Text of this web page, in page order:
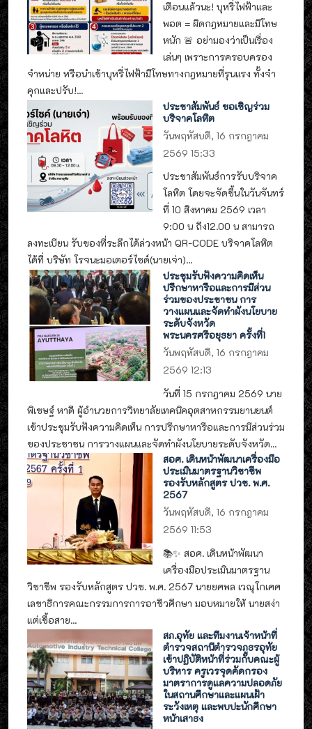
เตือนแล้วนะ! บุหรี่ไฟฟ้าและ
พอต = ผิดกฎหมายและมีโทษ
หนัก 🚨 อย่ามองว่าเป็นเรื่อง
เล่นๆ เพราะการครอบครอง
จำหน่าย หรือนำเข้าบุหรี่ไฟฟ้ามีโทษทางกฎหมายที่รุนแรง ทั้งจำ
คุกและปรับ!...
ประชาสัมพันธ์ ขอเชิญร่วม
บริจาคโลหิต
วันพฤหัสบดี, 16 กรกฎาคม
2569 15:33
ประชาสัมพันธ์การรับบริจาค
โลหิต โดยจะจัดขึ้นในวันจันทร์
ที่ 10 สิงหาคม 2569 เวลา
9:00 น ถึง12.00 น สามารถ
ลงทะเบียน รับของที่ระลึกได้ล่วงหน้า QR-CODE บริจาคโลหิต
ได้ที่ บริษัท โรจนะมอเตอร์ไซด์(นายเจ่า)...
ประชุมรับฟังความคิดเห็น
ปรึกษาหารือและการมีส่วน
ร่วมของประชาชน การ
วางแผนและจัดทำผังนโยบาย
ระดับจังหวัด
พระนครศรีอยุธยา ครั้งที่1
วันพฤหัสบดี, 16 กรกฎาคม
2569 12:13
วันที่ 15 กรกฎาคม 2569 นาย
พิเชษฐ์ หาดี ผู้อำนวยการวิทยาลัยเทคนิคอุตสาหกรรมยานยนต์
เข้าประชุมรับฟังความคิดเห็น การปรึกษาหารือและการมีส่วนร่วม
ของประชาชน การวางแผนและจัดทำผังนโยบายระดับจังหวัด...
สอศ. เดินหน้าพัฒนาเครื่องมือ
ประเมินมาตรฐานวิชาชีพ
รองรับหลักสูตร ปวช. พ.ศ.
2567
วันพฤหัสบดี, 16 กรกฎาคม
2569 11:53
📚✨ สอศ. เดินหน้าพัฒนา
เครื่องมือประเมินมาตรฐาน
วิชาชีพ รองรับหลักสูตร ปวช. พ.ศ. 2567 นายยศพล เวณุโกเศศ
เลขาธิการคณะกรรมการการอาชีวศึกษา มอบหมายให้ นายสง่า
แต่เชื้อสาย...
สภ.อุทัย และทีมงานเจ้าหน้าที่
ตำรวจสถานีตำรวจภูธรอุทัย
เข้าปฏิบัติหน้าที่ร่วมกับคณะผู้
บริหาร ครูเวรจุดคัดกรอง
มาตราการดูแลความปลอดภัย
ในสถานศึกษาและแผนเฝ้า
ระวังเหตุ และพบปะนักศึกษา
หน้าเสาธง